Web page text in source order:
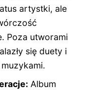
artystki, ale
Poza utworami
się duety i
Album